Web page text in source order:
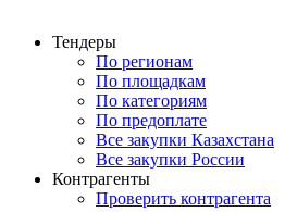
Тендеры
По регионам
По площадкам
По категориям
По предоплате
Все закупки Казахстана
Все закупки России
Контрагенты
Проверить контрагента